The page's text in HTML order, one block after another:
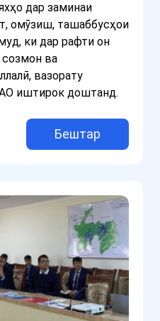
дар заминаи
омӯзиш, ташаббусҳои
ки дар рафти он
созмон ва
вазорату
иштирок доштанд.
Бештар